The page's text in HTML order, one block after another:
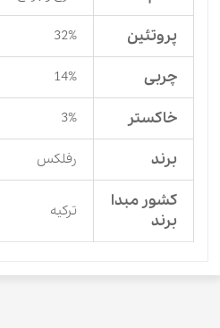
پروتئین 32%
چربی 14%
خاکستر 3%
برند رفلکس
کشور مبدا
برند
ترکیه